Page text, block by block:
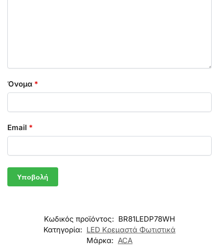
Όνομα *
Email *
Κωδικός προϊόντος: BR81LEDP78WH
Κατηγορία: LED Κρεμαστά Φωτιστικά
Μάρκα: ACA